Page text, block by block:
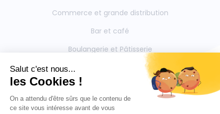
Commerce et grande distribution
Bar et café
Boulangerie et Pâtisserie
Restauration collective
Boucherie et Charcuterie
Mentions légales